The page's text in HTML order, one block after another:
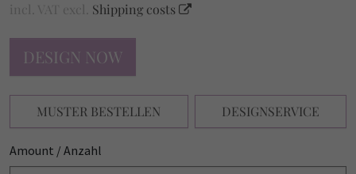
incl. VAT excl. Shipping costs
DESIGN NOW
MUSTER BESTELLEN DESIGNSERVICE
Amount / Anzahl